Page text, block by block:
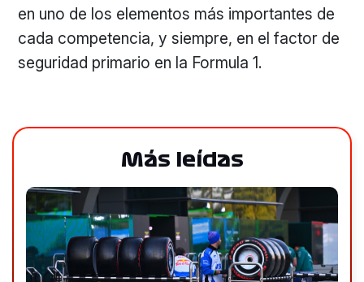
en uno de los elementos más importantes de
cada competencia, y siempre, en el factor de
seguridad primario en la Formula 1.
Más leídas